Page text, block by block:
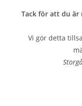
Tack för att du
Vi gör detta